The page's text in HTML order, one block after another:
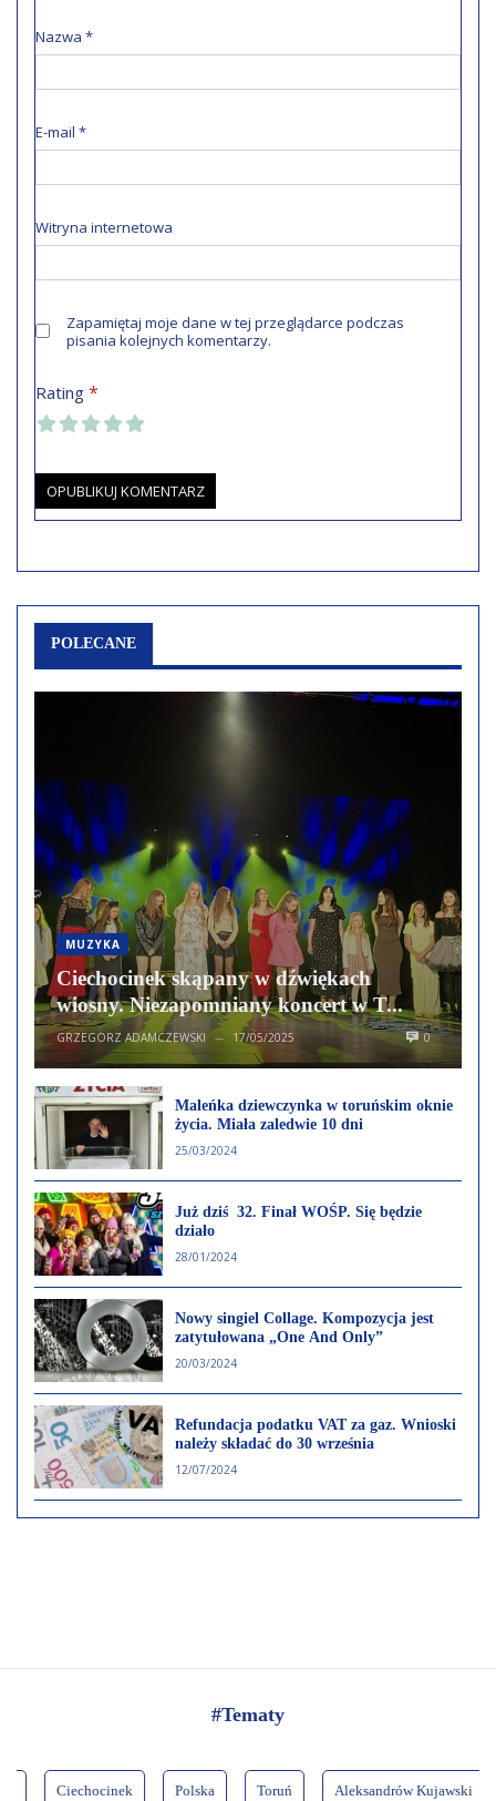
Nazwa *
E-mail *
Witryna internetowa
Zapamiętaj moje dane w tej przeglądarce podczas
pisania kolejnych komentarzy.
Rating *
POLECANE
MUZYKA
Ciechocinek skąpany w dźwiękach
wiosny. Niezapomniany koncert w T...
GRZEGORZ ADAMCZEWSKI — 17/05/2025 0
Maleńka dziewczynka w toruńskim oknie
życia. Miała zaledwie 10 dni
25/03/2024
Już dziś 32. Finał WOŚP. Się będzie
działo
28/01/2024
Nowy singiel Collage. Kompozycja jest
zatytułowana „One And Only”
20/03/2024
Refundacja podatku VAT za gaz. Wnioski
należy składać do 30 września
12/07/2024
#Tematy
Ciechocinek Polska Toruń Aleksandrów Kujawski